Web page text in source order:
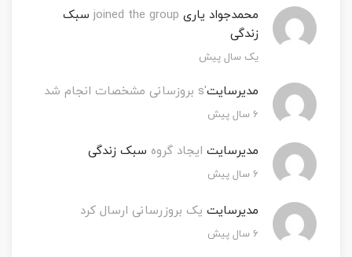
محمدجواد یاری
سبک
زندگی
یک سال پیش
مدیرسایت's بروزسانی مشخصات انجام شد
۶ سال پیش
مدیرسایت ایجاد گروه سبک زندگی
۶ سال پیش
مدیرسایت یک بروزرسانی ارسال کرد
۶ سال پیش